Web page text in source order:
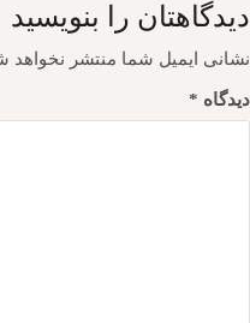
دیدگاهتان را بنویسید
نشانی ایمیل شما منتشر نخواهد
دیدگاه *